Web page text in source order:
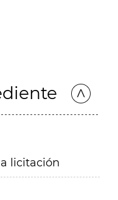
licitación